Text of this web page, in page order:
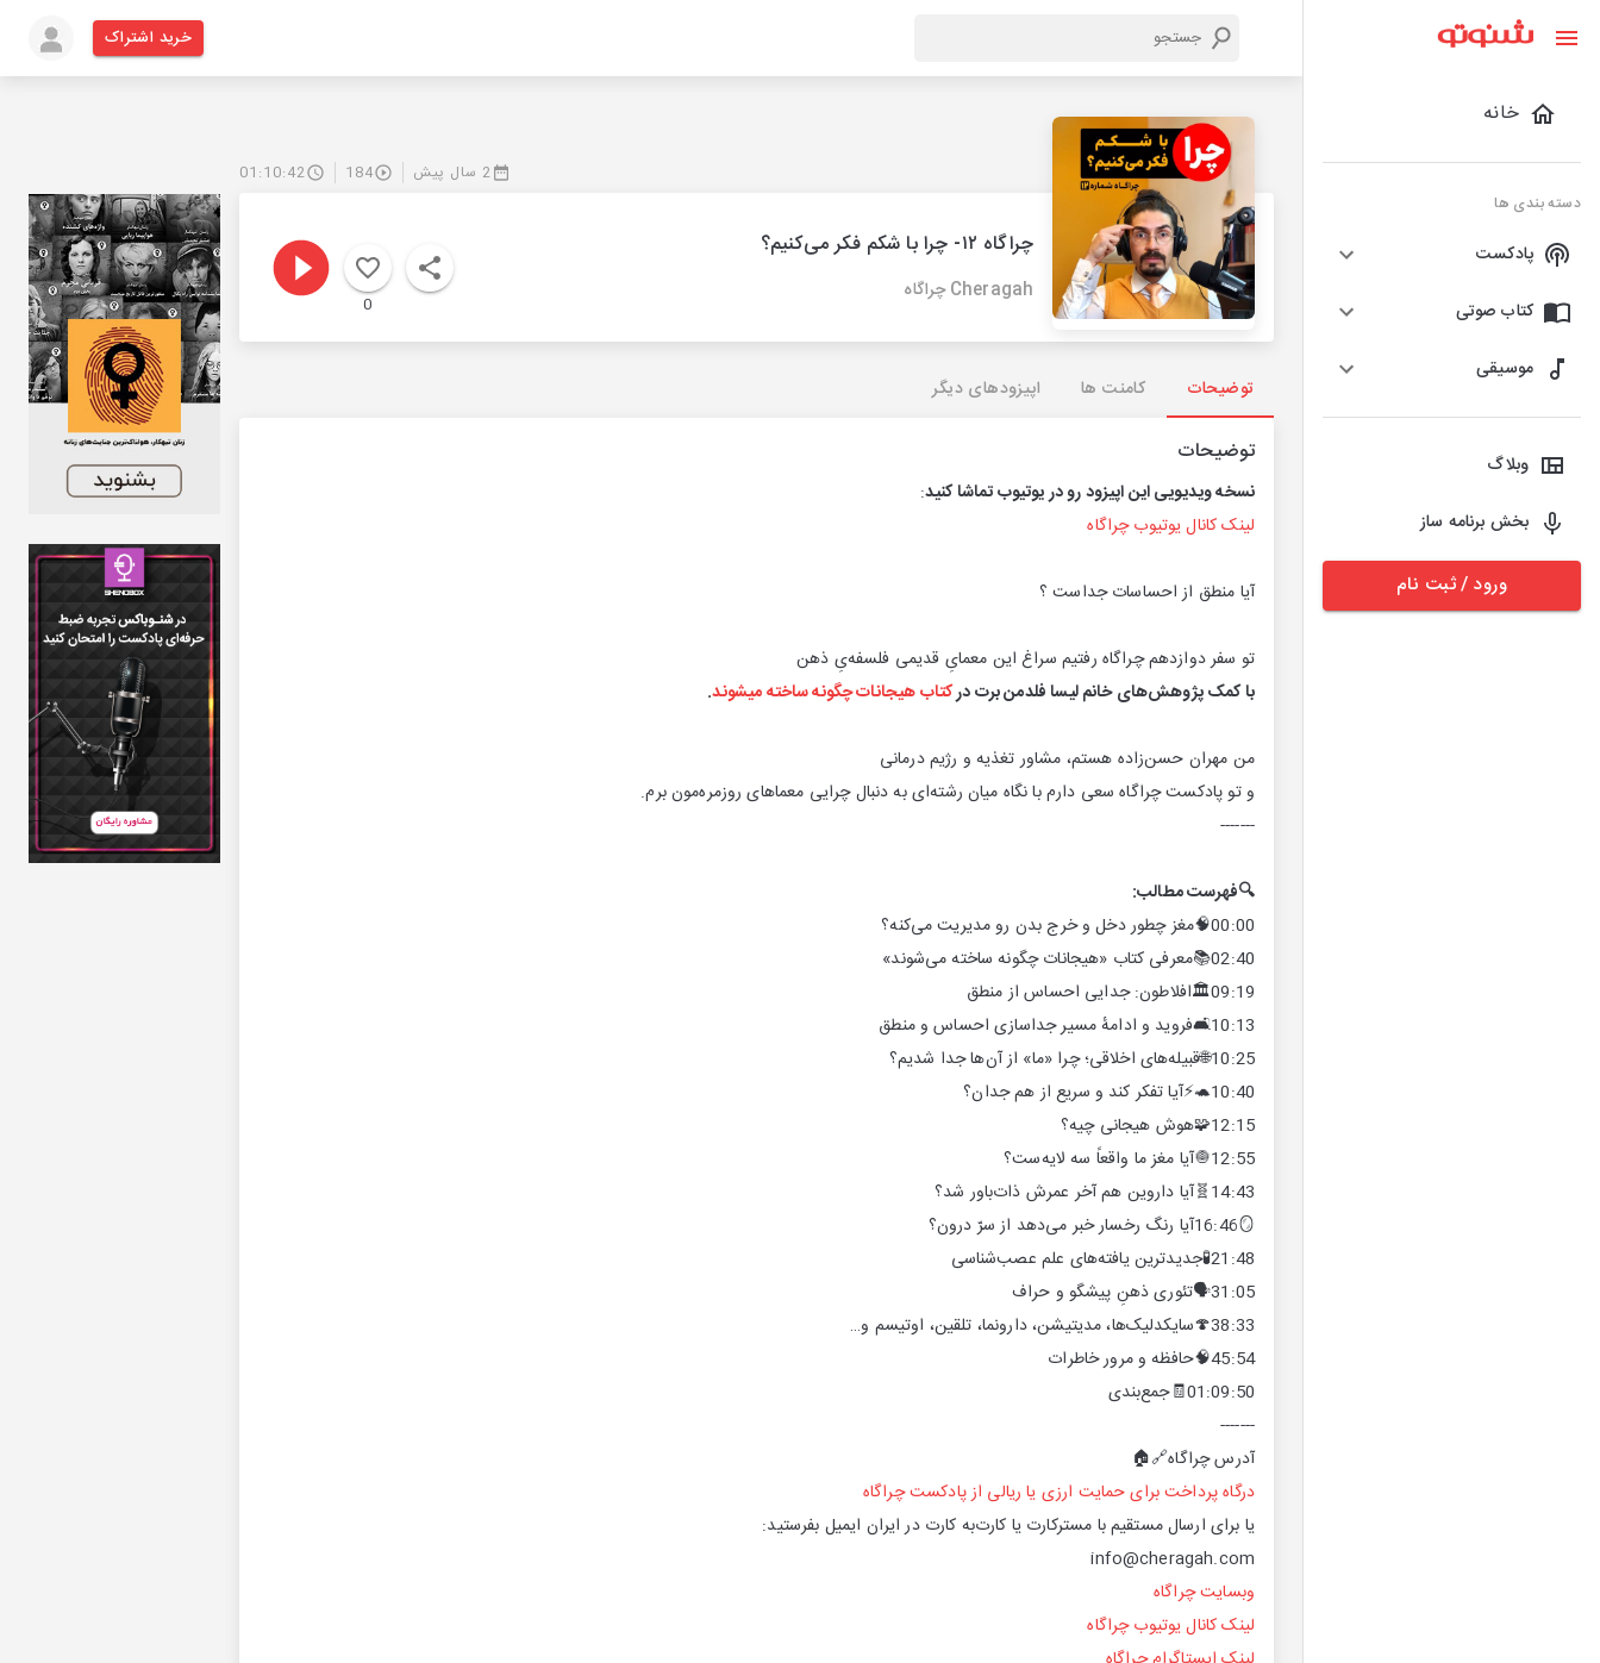
خانه
دسته بندی ها
پادکست
کتاب صوتی
موسیقی
وبلاگ
بخش برنامه ساز
ورود / ثبت نام
خرید اشتراک
2 سال پیش 184
01:10:42
چراگاه ۱۲- چرا با شکم فکر می‌کنیم؟
Cheragah چراگاه
0
توضیحات کامنت ها اپیزودهای دیگر
توضیحات
نسخه ویدیویی این اپیزود رو در یوتیوب تماشا کنید:
لینک کانال یوتیوب چراگاه
آیا منطق از احساسات جداست ؟
تو سفر دوازدهم چراگاه رفتیم سراغ این معما‌یِ قدیمی فلسفه‌یِ ذهن
با کمک پژوهش‌های خانم لیسا فلدمن برت درکتاب هیجانات چگونه ساخته میشوند.
من مهران حسن‌زاده هستم، مشاور تغذیه و رژیم درمانی
و تو پادکست چراگاه سعی دارم با نگاه میان رشته‌ای به دنبال چرایی معماهای روزمره‌مون برم.
-------
🔍فهرست مطالب:
00:00🧠مغز چطور دخل و خرج بدن رو مدیریت می‌کنه؟
02:40📚معرفی کتاب «هیجانات چگونه ساخته می‌شوند»
09:19🏛️افلاطون: جدایی احساس از منطق
10:13🛋️فروید و ادامهٔ مسیر جداسازی احساس و منطق
10:25🌐قبیله‌های اخلاقی؛ چرا «ما» از آن‌ها جدا شدیم؟
10:40🐢⚡آیا تفکر کند و سریع از هم جدان؟
12:15🧩هوش هیجانی چیه؟
12:55🧅آیا مغز ما واقعاً سه لایه‌ست؟
14:43🧬آیا داروین هم آخر عمرش ذات‌باور شد؟
16:46🪞آیا رنگ رخسار خبر می‌دهد از سرّ درون؟
21:48🧪جدیدترین یافته‌های علم عصب‌شناسی
31:05🗣️تئوری ذهنِ پیشگو و حراف
38:33🍄سایکدلیک‌ها، مدیتیشن، دارونما، تلقین، اوتیسم و…
45:54🧠حافظه و مرور خاطرات
01:09:50🧾جمع‌بندی
-------
آدرس‌ چراگاه🔗🏠
درگاه پرداخت برای حمایت ارزی یا ریالی از پادکست چراگاه
یا برای ارسال مستقیم با مسترکارت یا کارت‌به کارت در ایران ایمیل بفرستید:
info@cheragah.com
وبسایت چراگاه
لینک کانال یوتیوب چراگاه